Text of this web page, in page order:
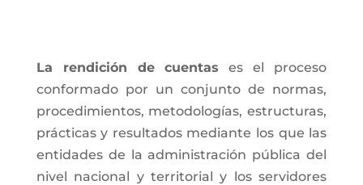
La rendición de cuentas es el proceso
conformado por un conjunto de normas,
procedimientos, metodologías, estructuras,
prácticas y resultados mediante los que las
entidades de la administración pública del
nivel nacional y territorial y los servidores